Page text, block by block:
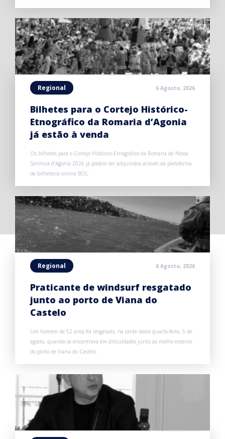
Regional 6 Agosto, 2026
Bilhetes para o Cortejo Histórico-
Etnográfico da Romaria d’Agonia
já estão à venda
Os bilhetes para o Cortejo Histórico-Etnográfico da Romaria de Nossa
Senhora d’Agonia 2026 já podem ser adquiridos através da plataforma
de bilheteira online BOL.
Regional 6 Agosto, 2026
Praticante de windsurf resgatado
junto ao porto de Viana do
Castelo
Um homem de 52 anos foi resgatado, na tarde desta quarta-feira, 5 de
agosto, quando se encontrava em dificuldades junto ao molhe exterior
do porto de Viana do Castelo.